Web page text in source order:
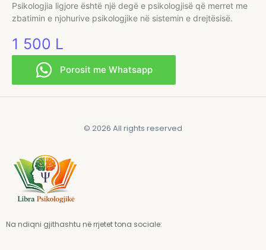
Psikologjia ligjore është një degë e psikologjisë që merret me
zbatimin e njohurive psikologjike në sistemin e drejtësisë.
1 500 L
Porosit me Whatsapp
© 2026 All rights reserved
Na ndiqni gjithashtu në rrjetet tona sociale: